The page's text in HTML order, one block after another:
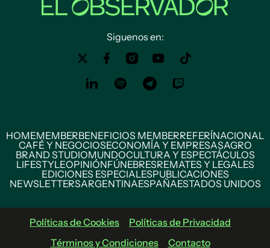
Siguenos en:
HOMEMEMBERBENEFICIOS MEMBERREFERÍNACIONAL
CAFÉ Y NEGOCIOSECONOMÍA Y EMPRESASAGRO
BRAND STUDIOMUNDOCULTURA Y ESPECTÁCULOS
LIFESTYLEOPINIÓNFÚNEBRESREMATES Y LEGALES
EDICIONES ESPECIALESPUBLICACIONES
NEWSLETTERSARGENTINAESPAÑAESTADOS UNIDOS
Políticas de Cookies
Políticas de Privacidad
Términos y Condiciones
Contacto